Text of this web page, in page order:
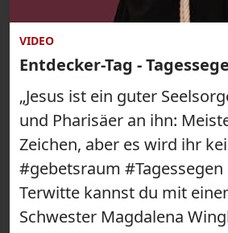
VIDEO
Entdecker-Tag -
„Jesus ist ein guter
und Pharisäer an ihn:
Zeichen, aber es wird ihr
#gebetsraum
Terwitte kannst du mit
Schwester Magdalena